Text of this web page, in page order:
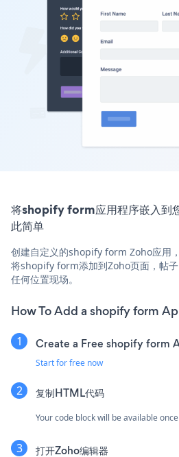
将shopify form应用程序嵌入到
此简单
创建自定义的shopify form Zoho应用
将shopify form添加到Zoho页面，帖
任何位置现场。
How To Add a shopify form
Create a Free shopify form
Start for free now
复制HTML代码
Your code block will be available
打开Zoho编辑器